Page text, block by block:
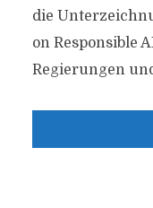
die
on Responsible
Regierungen